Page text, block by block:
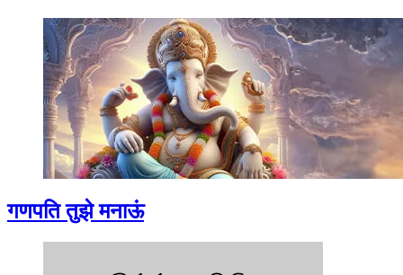
गणपति तुझे मनाऊं